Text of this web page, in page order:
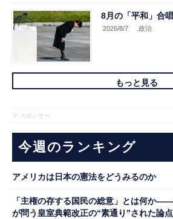
8月の「平和」合
2026/8/7 .政治
もっと見る
※ スポンサー
今週のランキング
アメリカは日本の憲法をどうみるのか
「主権の存する国民の総意」とは何か
が問う皇室典範改正の“素通り”された論点